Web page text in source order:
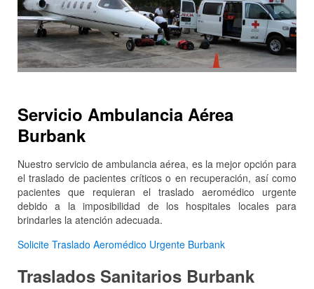
Servicio Ambulancia Aérea
Burbank
Nuestro servicio de ambulancia aérea, es la mejor opción para
el traslado de pacientes críticos o en recuperación, así como
pacientes que requieran el traslado aeromédico urgente
debido a la imposibilidad de los hospitales locales para
brindarles la atención adecuada.
Solicite Traslado Aeromédico Urgente Burbank
Traslados Sanitarios Burbank